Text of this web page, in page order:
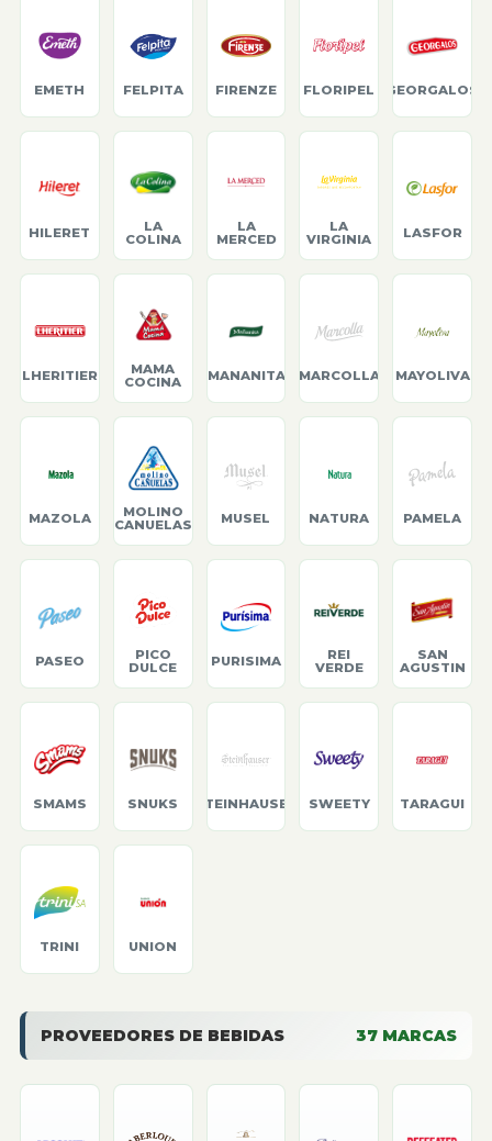
EMETH FELPITA FIRENZE FLORIPEL GEORGALOS
HILERET
LA
COLINA
LA
MERCED
LA
VIRGINIA
LASFOR
LHERITIER
MAMA
COCINA
MANANITA MARCOLLA MAYOLIVA
MAZOLA
MOLINO
CANUELAS
MUSEL NATURA PAMELA
PASEO
PICO
DULCE
PURISIMA
REI
VERDE
SAN
AGUSTIN
SMAMS SNUKS STEINHAUSER SWEETY TARAGUI
TRINI UNION
PROVEEDORES DE BEBIDAS 37 MARCAS